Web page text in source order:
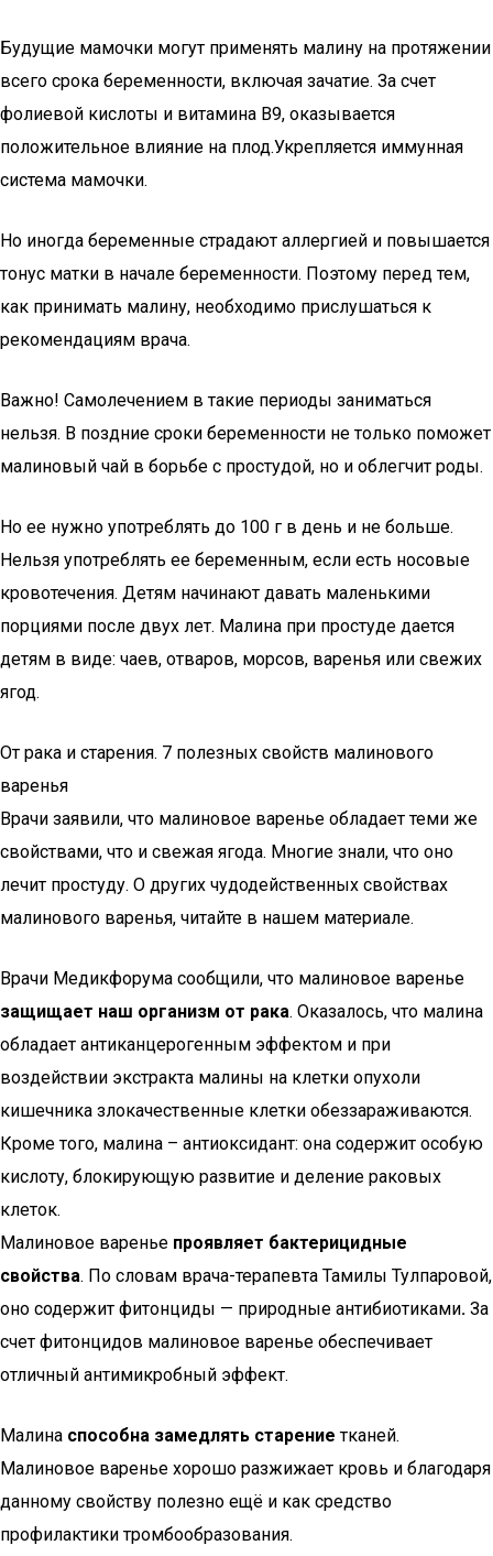
Будущие мамочки могут применять малину на протяжении
всего срока беременности, включая зачатие. За счет
фолиевой кислоты и витамина В9, оказывается
положительное влияние на плод.Укрепляется иммунная
система мамочки.
Но иногда беременные страдают аллергией и повышается
тонус матки в начале беременности. Поэтому перед тем,
как принимать малину, необходимо прислушаться к
рекомендациям врача.
Важно! Самолечением в такие периоды заниматься
нельзя. В поздние сроки беременности не только поможет
малиновый чай в борьбе с простудой, но и облегчит роды.
Но ее нужно употреблять до 100 г в день и не больше.
Нельзя употреблять ее беременным, если есть носовые
кровотечения. Детям начинают давать маленькими
порциями после двух лет. Малина при простуде дается
детям в виде: чаев, отваров, морсов, варенья или свежих
ягод.
От рака и старения. 7 полезных свойств малинового
варенья
Врачи заявили, что малиновое варенье обладает теми же
свойствами, что и свежая ягода. Многие знали, что оно
лечит простуду. О других чудодейственных свойствах
малинового варенья, читайте в нашем материале.
Врачи Медикфорума сообщили, что малиновое варенье
защищает наш организм от рака. Оказалось, что малина
обладает антиканцерогенным эффектом и при
воздействии экстракта малины на клетки опухоли
кишечника злокачественные клетки обеззараживаются.
Кроме того, малина – антиоксидант: она содержит особую
кислоту, блокирующую развитие и деление раковых
клеток.
Малиновое варенье проявляет бактерицидные
свойства. По словам врача-терапевта Тамилы Тулпаровой,
оно содержит фитонциды — природные антибиотиками. За
счет фитонцидов малиновое варенье обеспечивает
отличный антимикробный эффект.
Малина способна замедлять старение тканей.
Малиновое варенье хорошо разжижает кровь и благодаря
данному свойству полезно ещё и как средство
профилактики тромбообразования.